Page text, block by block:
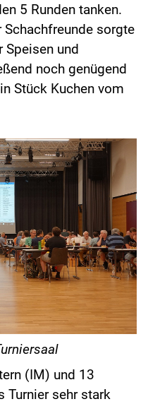
5 Runden tanken.
sorgte
Speisen und
noch genügend
Stück Kuchen vom
(IM) und 13
Turnier sehr stark